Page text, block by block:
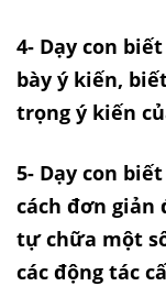
4- Dạy con
bày ý kiến,
trọng ý kiến
5- Dạy con
cách đơn
tự chữa một
các động tác